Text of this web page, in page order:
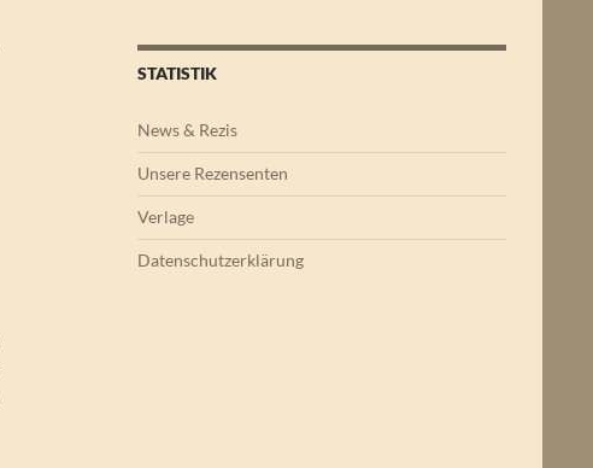
STATISTIK
News & Rezis
Unsere Rezensenten
Verlage
Datenschutzerklärung